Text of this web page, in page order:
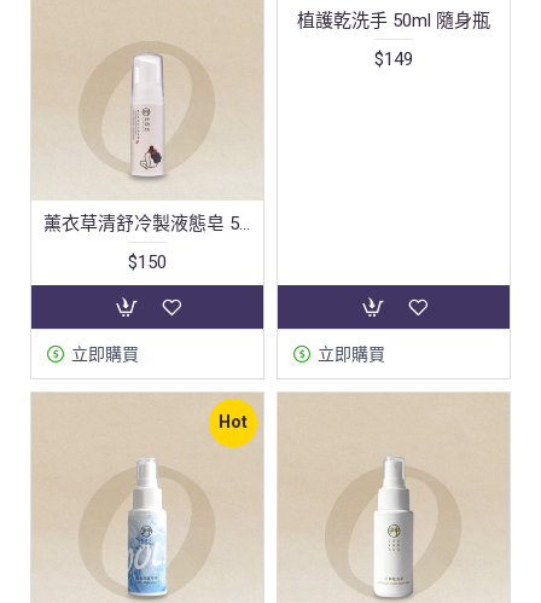
薰衣草清舒冷製液態皂 50ml - 油性肌推薦
$150
立即購買
植護乾洗手 50ml 隨身瓶
$149
立即購買
Hot